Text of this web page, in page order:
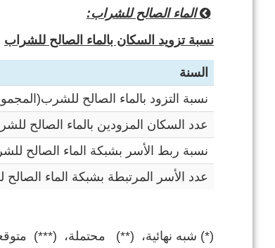
الماء الصالح للشراب:
نسبة تزويد السكان بالماء الصالح للشراب
السنة
نسبة التزود بالماء الصالح
عدد السكان المزودين بالماء الصالح
نسبة ربط الأسر بشبكة الماء الصالح
عدد الأسر المرتبطة بشبكة الماء
(*) شبه نهائية، (**) محتملة، (***)